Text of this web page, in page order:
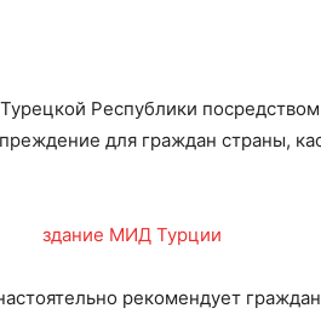
Республики
для граждан страны,
рекомендует